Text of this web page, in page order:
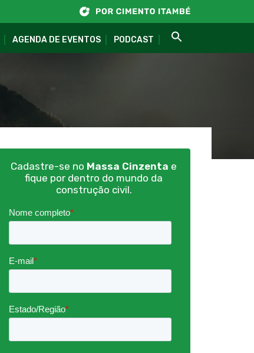
AGENDA DE EVENTOS PODCAST
Cadastre-se no Massa Cinzenta e
fique por dentro do mundo da
construção civil.